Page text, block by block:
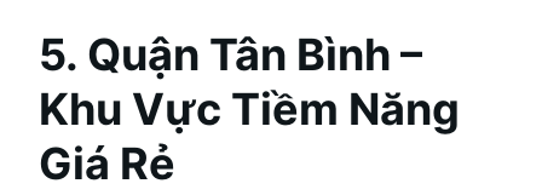
5. Quận Tân Bình –
Khu Vực Tiềm Năng
Giá Rẻ